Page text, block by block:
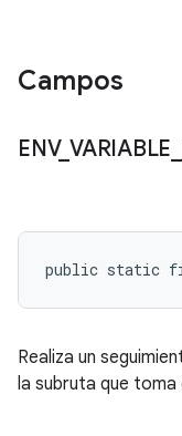
Campos
ENV_ VARIABLE
public static
Realiza un
la subruta que